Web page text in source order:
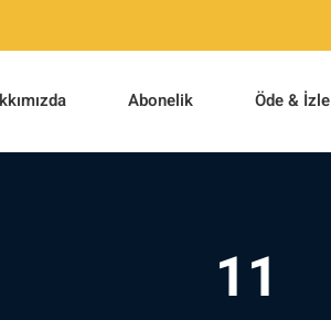
Abonelik Öde & İzle
11